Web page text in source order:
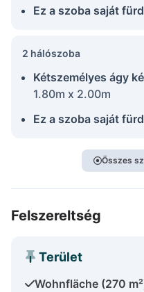
Ez a szoba saját
2 hálószoba
Kétszemélyes ágy
1.80m x 2.00m
Ez a szoba saját
Összes
Felszereltség
Terület
Wohnfläche (270